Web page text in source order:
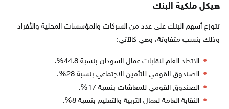
هيكل ملكية البنك
تتوزع أسهم البنك على عدد من الشركات والمؤسسات المحلية والأفراد
وذلك بنسب متفاوتة، وهي كالآتي:
الاتحاد العام لنقابات عمال السودان بنسبة 44.8%.
الصندوق القومي للتأمين الاجتماعي بنسبة 28%.
الصندوق القومي للمعاشات بنسبة 17%.
النقابة العامة لعمال التربية والتعليم بنسبة 8%.